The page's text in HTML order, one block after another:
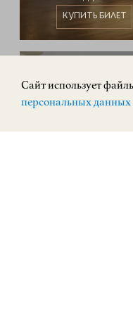
КУПИТЬ БИЛЕТ
Cайт использует
персональных данных